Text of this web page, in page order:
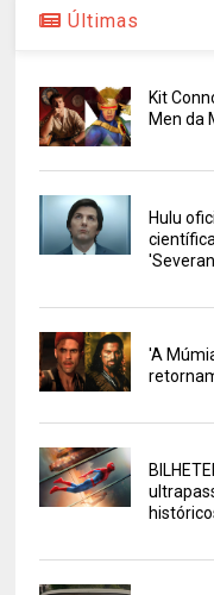
Últimas
Kit
Men da
Hulu
'A